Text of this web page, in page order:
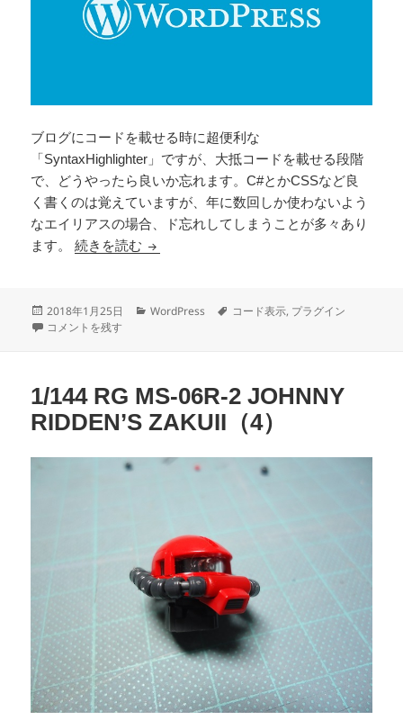
ブログにコードを載せる時に超便利な
「SyntaxHighlighter」ですが、大抵コードを載せる段階
で、どうやったら良いか忘れます。C#とかCSSなど良
く書くのは覚えていますが、年に数回しか使わないよう
なエイリアスの場合、ド忘れしてしまうことが多々あり
ます。続きを読む SyntaxHighlighterのエイリアス（すぐに
投
稿
2018年1月25日
カ
WordPress
タ
コード表示, プラグイン
SyntaxHighlighterのエイリアス（すぐに忘れる自分のため備忘録） に
コメントを残す
1/144 RG MS-06R-2 JOHNNY
RIDDEN’S ZAKUII（4）